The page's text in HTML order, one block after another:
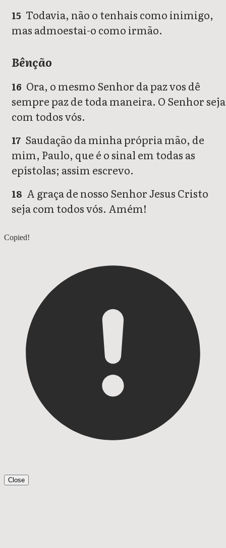
15 Todavia, não o tenhais como inimigo,
mas admoestai-o como irmão.
Bênção
16 Ora, o mesmo Senhor da paz vos dê
sempre paz de toda maneira. O Senhor seja
com todos vós.
17 Saudação da minha própria mão, de
mim, Paulo, que é o sinal em todas as
epístolas; assim escrevo.
18 A graça de nosso Senhor Jesus Cristo
seja com todos vós. Amém!
1tessalonicenses
Copied!
Close